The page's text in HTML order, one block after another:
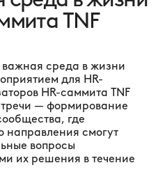
TNF
среда в жизни
для HR-
HR-саммита TNF
— формирование
где
направления смогут
вопросы
их решения в течение